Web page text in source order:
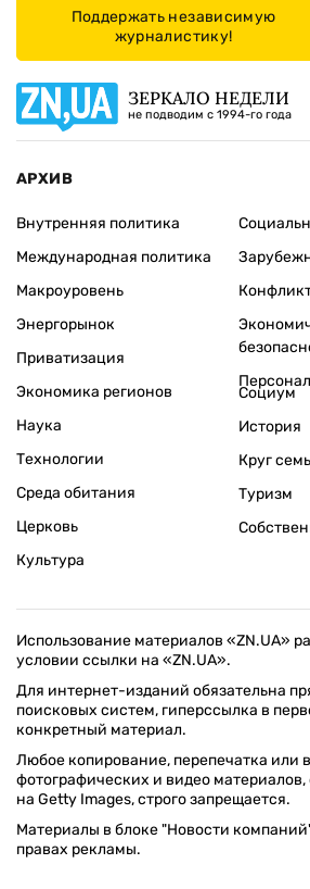
Поддержать независимую
журналистику!
ЗЕРКАЛО НЕДЕЛИ
не подводим с 1994-го года
АРХИВ
Внутренняя политика
Международная политика
Макроуровень
Энергорынок
Приватизация
Экономика регионов
Наука
Технологии
Среда обитания
Церковь
Культура
Социум
История
Круг
Туризм
Использование материалов «ZN.UA»
условии ссылки на «ZN.UA».
Для интернет-изданий обязательна
поисковых систем, гиперссылка в
конкретный материал.
Любое копирование, перепечатка или
фотографических и видео
на Getty Images, строго запрещается.
Материалы в блоке "Новости
правах рекламы.